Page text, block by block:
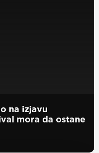
na izjavu
mora da ostane